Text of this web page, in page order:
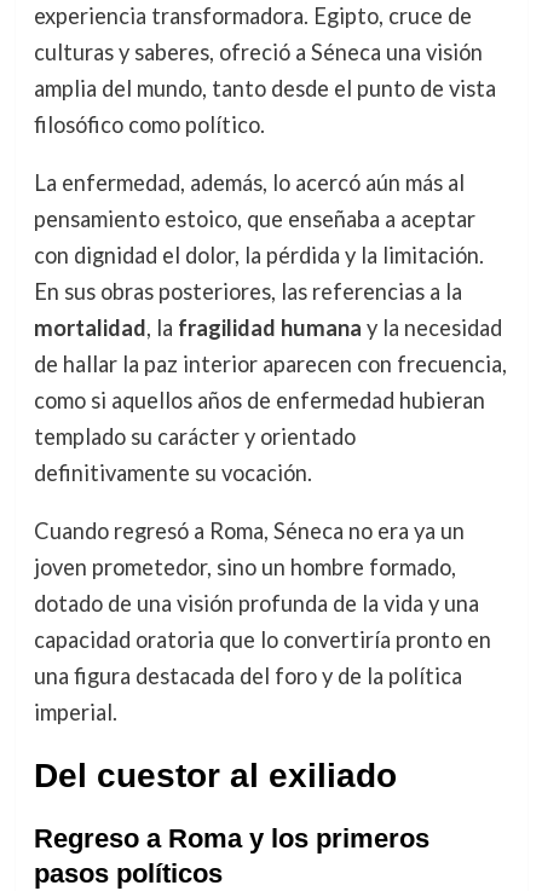
experiencia transformadora. Egipto, cruce de
culturas y saberes, ofreció a Séneca una visión
amplia del mundo, tanto desde el punto de vista
filosófico como político.
La enfermedad, además, lo acercó aún más al
pensamiento estoico, que enseñaba a aceptar
con dignidad el dolor, la pérdida y la limitación.
En sus obras posteriores, las referencias a la
mortalidad, la fragilidad humana y la necesidad
de hallar la paz interior aparecen con frecuencia,
como si aquellos años de enfermedad hubieran
templado su carácter y orientado
definitivamente su vocación.
Cuando regresó a Roma, Séneca no era ya un
joven prometedor, sino un hombre formado,
dotado de una visión profunda de la vida y una
capacidad oratoria que lo convertiría pronto en
una figura destacada del foro y de la política
imperial.
Del cuestor al exiliado
Regreso a Roma y los primeros
pasos políticos